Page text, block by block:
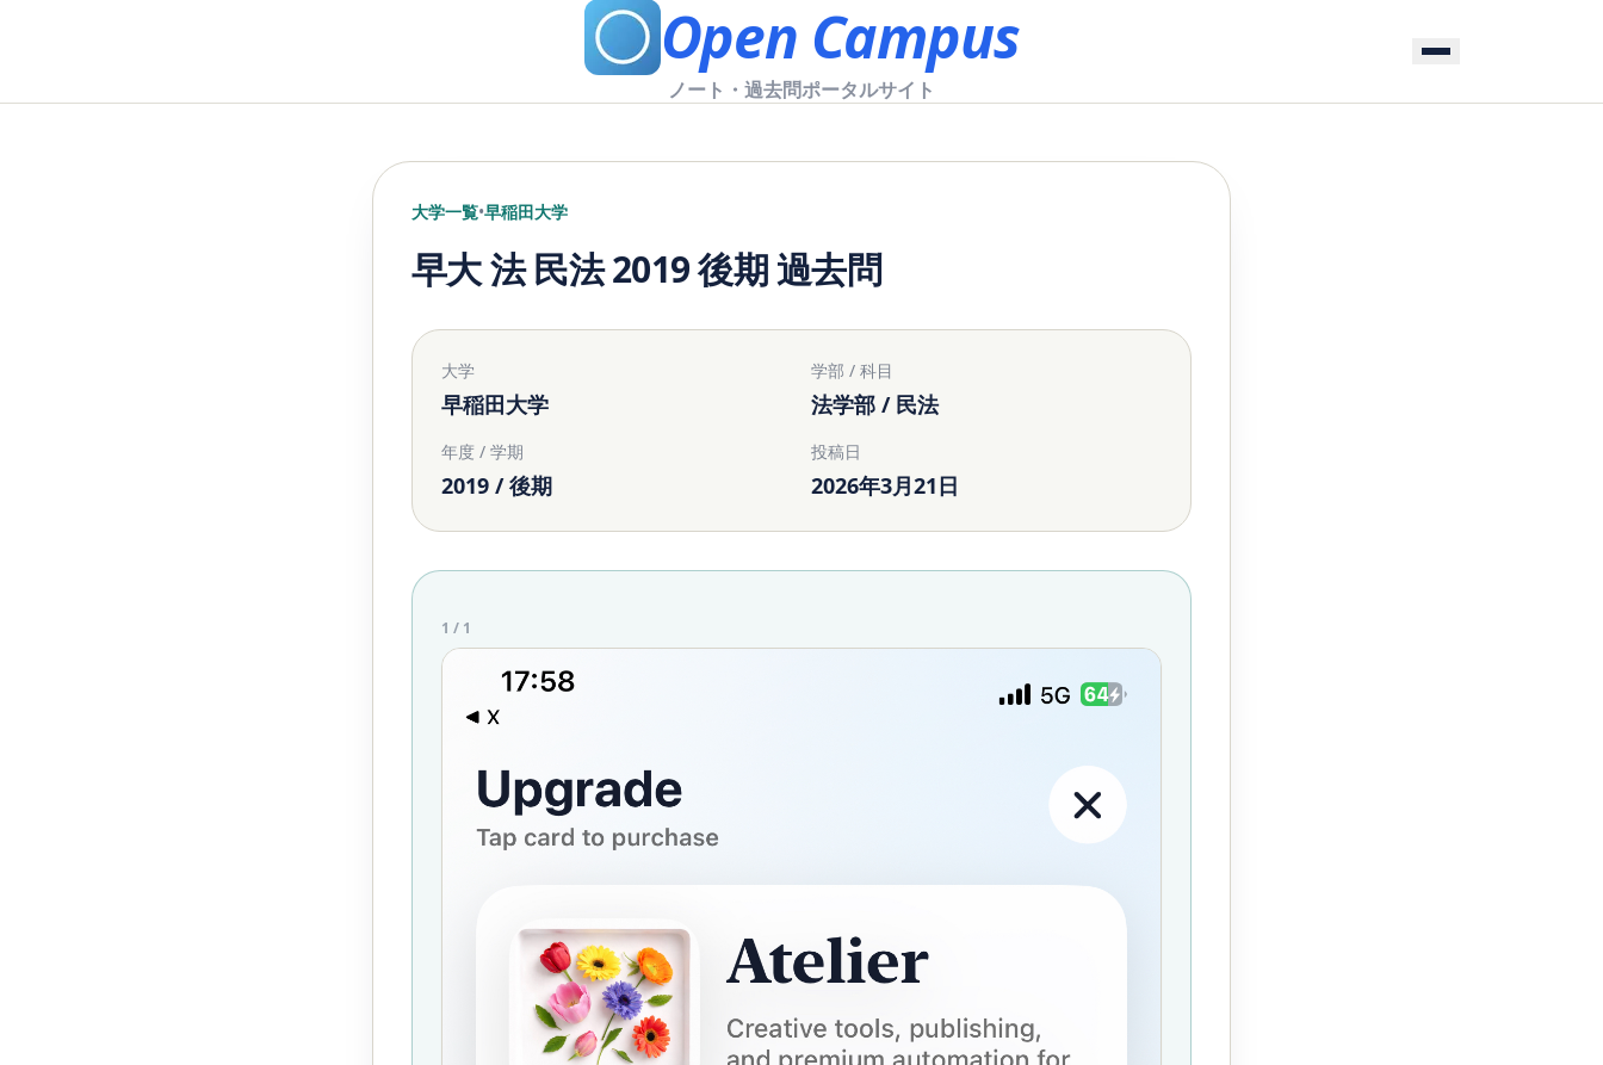
Open Campus
ノート・過去問ポータルサイト
大学一覧•早稲田大学
早大 法 民法 2019 後期 過去問
大学
早稲田大学
学部 / 科目
法学部 / 民法
年度 / 学期
2019 / 後期
投稿日
2026年3月21日
1 / 1